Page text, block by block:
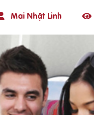
Mai Nhật Linh